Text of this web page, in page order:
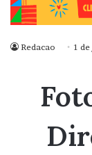
Redacao 1